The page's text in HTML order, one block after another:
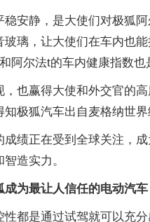
稳安静，是大使们对极狐
璃，让大使们在车内也
阿尔法t的车内健康指数
也赢得大使和外交官的
极狐汽车出自麦格纳世
绩正在受到全球关注，
造实力。
为最让人信任的电动汽车
都是通过试驾就可以充